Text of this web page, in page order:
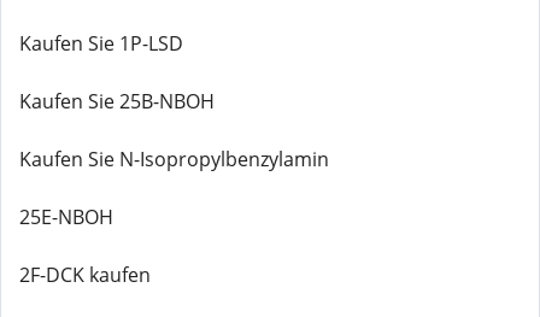
Kaufen Sie 1P-LSD
Kaufen Sie 25B-NBOH
Kaufen Sie N-Isopropylbenzylamin
25E-NBOH
2F-DCK kaufen